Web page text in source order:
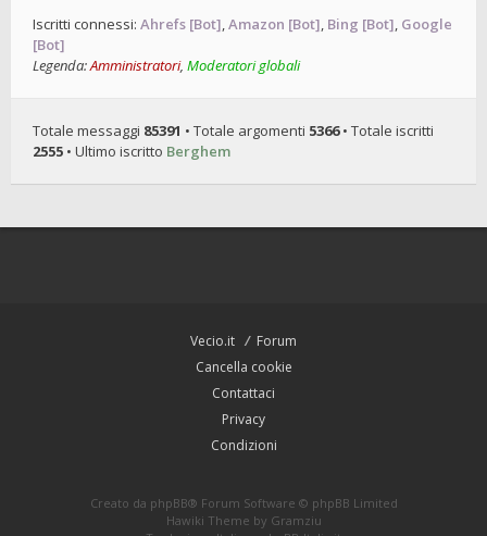
Iscritti connessi: Ahrefs [Bot],Amazon [Bot], Bing [Bot], Google
[Bot]
Legenda:Amministratori, Moderatori globali
Totale messaggi 85391 • Totale argomenti 5366• Totale iscritti
2555 • Ultimo iscritto Berghem
Vecio.it
Forum
Cancella cookie
Contattaci
Privacy
Condizioni
Creato da phpBB® Forum Software © phpBB Limited
Hawiki Theme by Gramziu